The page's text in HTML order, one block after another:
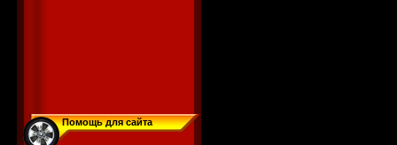
Помощь для сайта